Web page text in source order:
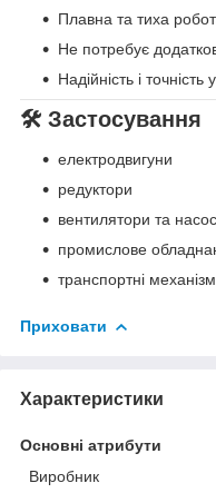
Плавна та тихa
Не потребує
Надійність і точність
🛠️ Застосування
електродвигуни
редуктори
вентилятори та
промислове
транспортні
Приховати
Характеристики
Основні атрибути
Виробник